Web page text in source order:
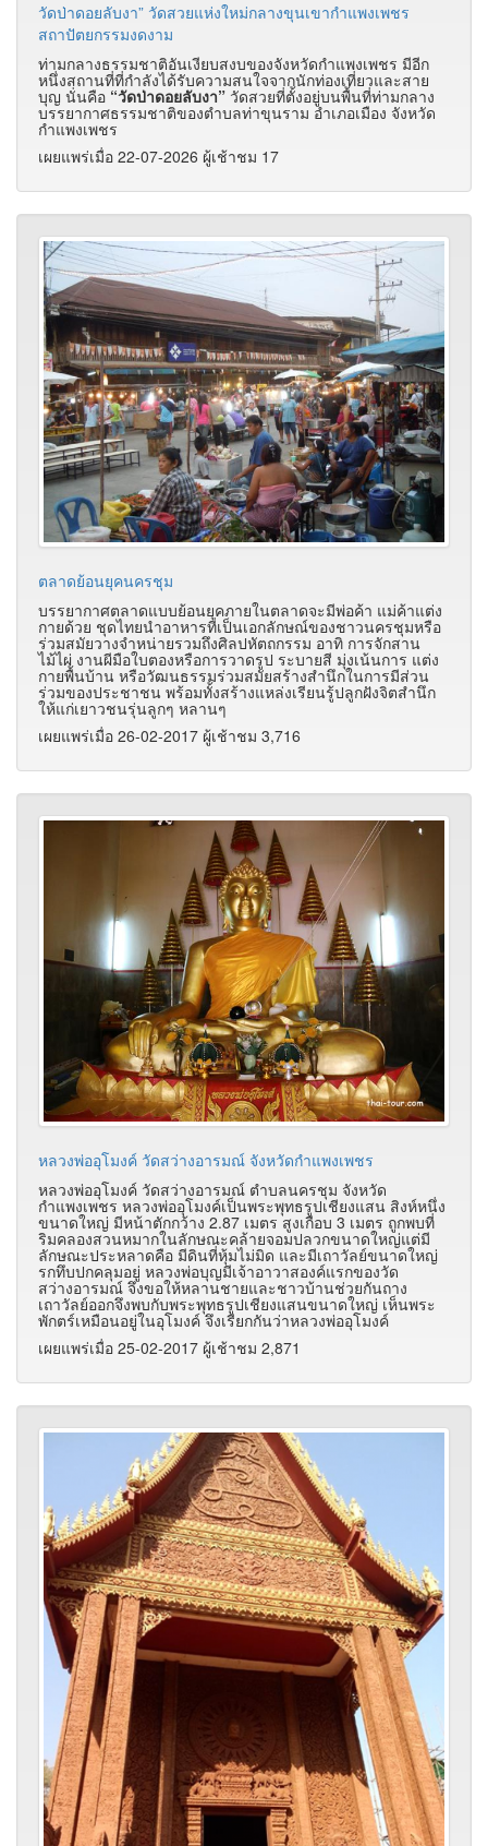
วัดป่าดอยลับงา” วัดสวยแห่งใหม่กลางขุนเขากำแพงเพชร
สถาปัตยกรรมงดงาม
ท่ามกลางธรรมชาติอันเงียบสงบของจังหวัดกำแพงเพชร มีอีก
หนึ่งสถานที่ที่กำลังได้รับความสนใจจากนักท่องเที่ยวและสาย
บุญ นั่นคือ “วัดป่าดอยลับงา” วัดสวยที่ตั้งอยู่บนพื้นที่ท่ามกลาง
บรรยากาศธรรมชาติของตำบลท่าขุนราม อำเภอเมือง จังหวัด
กำแพงเพชร
เผยแพร่เมื่อ 22-07-2026 ผู้เช้าชม 17
ตลาดย้อนยุคนครชุม
บรรยากาศตลาดแบบย้อนยุคภายในตลาดจะมีพ่อค้า แม่ค้าแต่ง
กายด้วย ชุดไทยนำอาหารที่เป็นเอกลักษณ์ของชาวนครชุมหรือ
ร่วมสมัยวางจำหน่ายรวมถึงศิลปหัตถกรรม อาทิ การจักสาน
ไม้ไผ่ งานผีมือใบตองหรือการวาดรูป ระบายสี มุ่งเน้นการ แต่ง
กายพื้นบ้าน หรือวัฒนธรรมร่วมสมัยสร้างสำนึกในการมีส่วน
ร่วมของประชาชน พร้อมทั้งสร้างแหล่งเรียนรู้ปลูกฝังจิตสำนึก
ให้แก่เยาวชนรุ่นลูกๆ หลานๆ
เผยแพร่เมื่อ 26-02-2017 ผู้เช้าชม 3,716
หลวงพ่ออุโมงค์ วัดสว่างอารมณ์ จังหวัดกำแพงเพชร
หลวงพ่ออุโมงค์ วัดสว่างอารมณ์ ตำบลนครชุม จังหวัด
กำแพงเพชร หลวงพ่ออุโมงค์เป็นพระพุทธรูปเชียงแสน สิงห์หนึ่ง
ขนาดใหญ่ มีหน้าตักกว้าง 2.87 เมตร สูงเกือบ 3 เมตร ถูกพบที่
ริมคลองสวนหมากในลักษณะคล้ายจอมปลวกขนาดใหญ่แต่มี
ลักษณะประหลาดคือ มีดินที่หุ้มไม่มิด และมีเถาวัลย์ขนาดใหญ่
รกทึบปกคลุมอยู่ หลวงพ่อบุญมีเจ้าอาวาสองค์แรกของวัด
สว่างอารมณ์ จึงขอให้หลานชายและชาวบ้านช่วยกันถาง
เถาวัลย์ออกจึงพบกับพระพุทธรูปเชียงแสนขนาดใหญ่ เห็นพระ
พักตร์เหมือนอยู่ในอุโมงค์ จึงเรียกกันว่าหลวงพ่ออุโมงค์
เผยแพร่เมื่อ 25-02-2017 ผู้เช้าชม 2,871